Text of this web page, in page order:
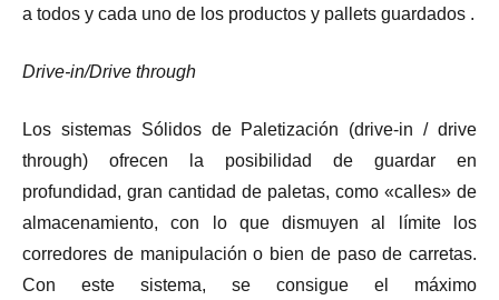
a todos y cada uno de los productos y pallets guardados .
Drive-in/Drive through
Los sistemas Sólidos de Paletización (drive-in / drive
through) ofrecen la posibilidad de guardar en
profundidad, gran cantidad de paletas, como «calles» de
almacenamiento, con lo que dismuyen al límite los
corredores de manipulación o bien de paso de carretas.
Con este sistema, se consigue el máximo